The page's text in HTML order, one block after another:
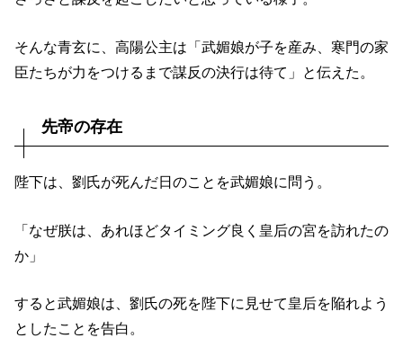
そんな青玄に、高陽公主は「武媚娘が子を産み、寒門の家
臣たちが力をつけるまで謀反の決行は待て」と伝えた。
先帝の存在
陛下は、劉氏が死んだ日のことを武媚娘に問う。
「なぜ朕は、あれほどタイミング良く皇后の宮を訪れたの
か」
すると武媚娘は、劉氏の死を陛下に見せて皇后を陥れよう
としたことを告白。